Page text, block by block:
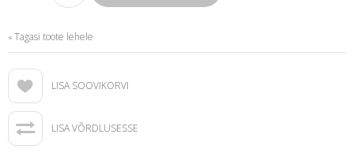
« Tagasi toote lehele
LISA SOOVIKORVI
LISA VÕRDLUSESSE